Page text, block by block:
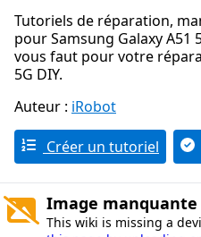
Tutoriels de réparation,
pour Samsung Galaxy A51
vous faut pour votre
5G DIY.
Auteur : iRobot
Créer un tutoriel
Image manquante
This wiki is missing a